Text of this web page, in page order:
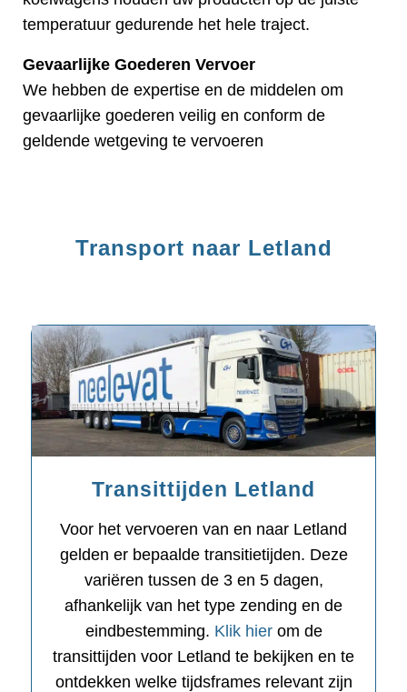
temperatuur gedurende het hele traject.
Gevaarlijke Goederen Vervoer
We hebben de expertise en de middelen om
gevaarlijke goederen veilig en conform de
geldende wetgeving te vervoeren
Transport naar Letland
Transittijden Letland
Voor het vervoeren van en naar Letland
gelden er bepaalde transitietijden. Deze
variëren tussen de 3 en 5 dagen,
afhankelijk van het type zending en de
eindbestemming. Klik hierom de
transittijden voor Letland te bekijken en te
ontdekken welke tijdsframes relevant zijn